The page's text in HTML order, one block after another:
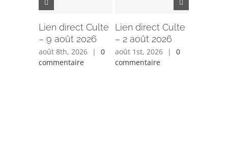
Lien direct Culte
– 9 août 2026
août 8th, 2026 |
0
commentaire
Lien direct Culte
– 2 août 2026
août 1st, 2026 |
0
commentaire